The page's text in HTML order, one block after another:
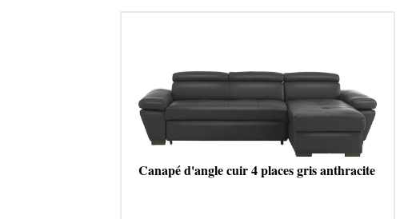
Canapé d'angle cuir 4 places gris anthracite